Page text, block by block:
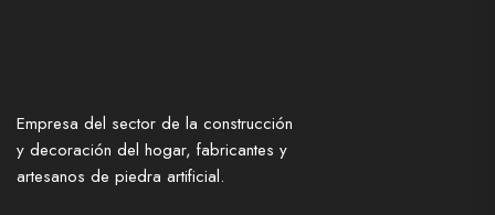
Empresa del sector de la construcción
y decoración del hogar, fabricantes y
artesanos de piedra artificial.